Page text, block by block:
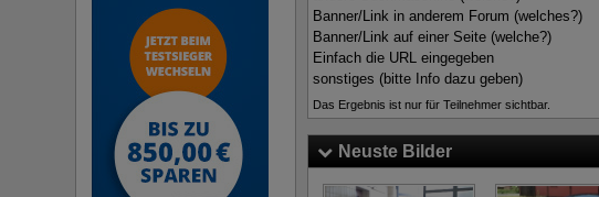
Banner/Link in anderem Forum (welches?)
Banner/Link auf einer Seite (welche?)
Einfach die URL eingegeben
sonstiges (bitte Info dazu geben)
Das Ergebnis ist nur für Teilnehmer sichtbar.
Neuste Bilder